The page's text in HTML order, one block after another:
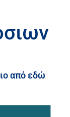
από εδώ